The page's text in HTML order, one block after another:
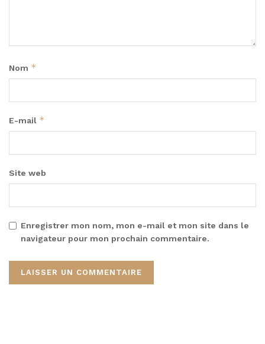
Nom *
E-mail *
Site web
Enregistrer mon nom, mon e-mail et mon site dans le
navigateur pour mon prochain commentaire.